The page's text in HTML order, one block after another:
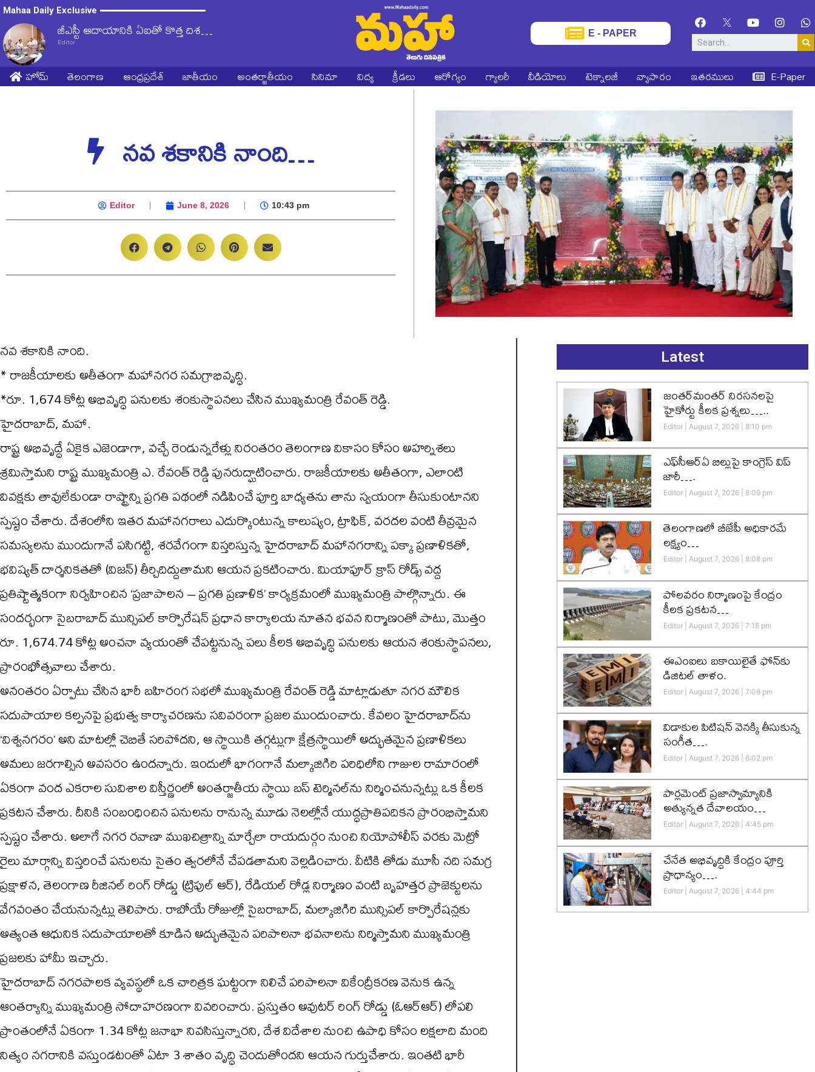
Mahaa Daily Exclusive
జీఎస్టీ ఆదాయానికి ఏఐతో కొత్త దిశ…
Editor
E - PAPER
హోమ్ తెలంగాణ ఆంధ్రప్రదేశ్ జాతీయం అంతర్జాతీయం సినిమా విద్య క్రీడలు ఆరోగ్యం గ్యాలరీ వీడియోలు టెక్నాలజీ వ్యాపారం ఇతరములు E-Paper
నవ శకానికి నాంది…
Editor June 8, 2026 10:43 pm
నవ శకానికి నాంది.
* రాజకీయాలకు అతీతంగా మహానగర సమగ్రాభివృద్ధి.
*రూ. 1,674 కోట్ల అభివృద్ధి పనులకు శంకుస్థాపనలు చేసిన ముఖ్యమంత్రి రేవంత్ రెడ్డి.
హైదరాబాద్, మహా.
రాష్ట్ర అభివృద్ధే ఏకైక ఎజెండాగా, వచ్చే రెండున్నరేళ్లు నిరంతరం తెలంగాణ వికాసం కోసం అహర్నిశలు
శ్రమిస్తామని రాష్ట్ర ముఖ్యమంత్రి ఎ. రేవంత్ రెడ్డి పునరుద్ఘాటించారు. రాజకీయాలకు అతీతంగా, ఎలాంటి
వివక్షకు తావులేకుండా రాష్ట్రాన్ని ప్రగతి పథంలో నడిపించే పూర్తి బాధ్యతను తాను స్వయంగా తీసుకుంటానని
స్పష్టం చేశారు. దేశంలోని ఇతర మహానగరాలు ఎదుర్కొంటున్న కాలుష్యం, ట్రాఫిక్, వరదల వంటి తీవ్రమైన
సమస్యలను ముందుగానే పసిగట్టి, శరవేగంగా విస్తరిస్తున్న హైదరాబాద్ మహానగరాన్ని పక్కా ప్రణాళికతో,
భవిష్యత్ దార్శనికతతో (విజన్) తీర్చిదిద్దుతామని ఆయన ప్రకటించారు. మియాపూర్ క్రాస్ రోడ్స్ వద్ద
ప్రతిష్టాత్మకంగా నిర్వహించిన ‘ప్రజాపాలన – ప్రగతి ప్రణాళిక’ కార్యక్రమంలో ముఖ్యమంత్రి పాల్గొన్నారు. ఈ
సందర్భంగా సైబరాబాద్ మున్సిపల్ కార్పొరేషన్ ప్రధాన కార్యాలయ నూతన భవన నిర్మాణంతో పాటు, మొత్తం
రూ. 1,674.74 కోట్ల అంచనా వ్యయంతో చేపట్టనున్న పలు కీలక అభివృద్ధి పనులకు ఆయన శంకుస్థాపనలు,
ప్రారంభోత్సవాలు చేశారు.
అనంతరం ఏర్పాటు చేసిన భారీ బహిరంగ సభలో ముఖ్యమంత్రి రేవంత్ రెడ్డి మాట్లాడుతూ నగర మౌలిక
సదుపాయాల కల్పనపై ప్రభుత్వ కార్యాచరణను సవివరంగా ప్రజల ముందుంచారు. కేవలం హైదరాబాద్‌ను
‘విశ్వనగరం’ అని మాటల్లో చెబితే సరిపోదని, ఆ స్థాయికి తగ్గట్లుగా క్షేత్రస్థాయిలో అద్భుతమైన ప్రణాళికలు
అమలు జరగాల్సిన అవసరం ఉందన్నారు. ఇందులో భాగంగానే మల్కాజిగిరి పరిధిలోని గాజుల రామారంలో
ఏకంగా వంద ఎకరాల సువిశాల విస్తీర్ణంలో అంతర్జాతీయ స్థాయి బస్ టెర్మినల్‌ను నిర్మించనున్నట్లు ఒక కీలక
ప్రకటన చేశారు. దీనికి సంబంధించిన పనులను రానున్న మూడు నెలల్లోనే యుద్ధప్రాతిపదికన ప్రారంభిస్తామని
స్పష్టం చేశారు. అలాగే నగర రవాణా ముఖచిత్రాన్ని మార్చేలా రాయదుర్గం నుంచి నియోపోలీస్ వరకు మెట్రో
రైలు మార్గాన్ని విస్తరించే పనులను సైతం త్వరలోనే చేపడతామని వెల్లడించారు. వీటికి తోడు మూసీ నది సమగ్ర
ప్రక్షాళన, తెలంగాణ రీజినల్ రింగ్ రోడ్డు (ట్రిపుల్ ఆర్), రేడియల్ రోడ్ల నిర్మాణం వంటి బృహత్తర ప్రాజెక్టులను
వేగవంతం చేయనున్నట్లు తెలిపారు. రాబోయే రోజుల్లో సైబరాబాద్, మల్కాజిగిరి మున్సిపల్ కార్పొరేషన్లకు
అత్యంత ఆధునిక సదుపాయాలతో కూడిన అద్భుతమైన పరిపాలనా భవనాలను నిర్మిస్తామని ముఖ్యమంత్రి
ప్రజలకు హామీ ఇచ్చారు.
హైదరాబాద్ నగరపాలక వ్యవస్థలో ఒక చారిత్రక ఘట్టంగా నిలిచే పరిపాలనా వికేంద్రీకరణ వెనుక ఉన్న
ఆంతర్యాన్ని ముఖ్యమంత్రి సోదాహరణంగా వివరించారు. ప్రస్తుతం అవుటర్ రింగ్ రోడ్డు (ఓఆర్ఆర్) లోపలి
ప్రాంతంలోనే ఏకంగా 1.34 కోట్ల జనాభా నివసిస్తున్నారని, దేశ విదేశాల నుంచి ఉపాధి కోసం లక్షలాది మంది
నిత్యం నగరానికి వస్తుండటంతో ఏటా 3 శాతం వృద్ధి చెందుతోందని ఆయన గుర్తుచేశారు. ఇంతటి భారీ
Latest
జంతర్‌మంతర్ నిరసనలపై
హైకోర్టు కీలక ప్రశ్నలు…..
Editor August 7, 2026 8:10 pm
ఎఫ్‌సీఆర్‌ఏ బిల్లుపై కాంగ్రెస్ విప్
జారీ….
Editor August 7, 2026 8:09 pm
తెలంగాణలో బీజేపీ అధికారమే
లక్ష్యం…
Editor August 7, 2026 8:08 pm
పోలవరం నిర్మాణంపై కేంద్రం
కీలక ప్రకటన…
Editor August 7, 2026 7:18 pm
ఈఎంఐలు బకాయిలైతే ఫోన్‌కు
డిజిటల్ తాళం.
Editor August 7, 2026 7:08 pm
విడాకుల పిటిషన్ వెనక్కి తీసుకున్న
సంగీత….
Editor August 7, 2026 6:02 pm
పార్లమెంట్ ప్రజాస్వామ్యానికి
అత్యున్నత దేవాలయం…
Editor August 7, 2026 4:45 pm
చేనేత అభివృద్ధికి కేంద్రం పూర్తి
ప్రాధాన్యం….
Editor August 7, 2026 4:44 pm